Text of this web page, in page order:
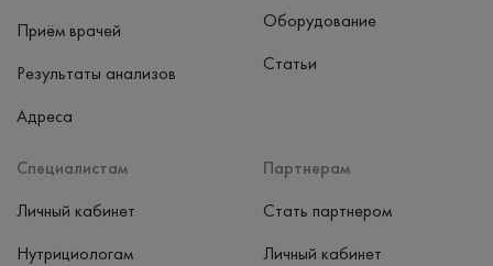
Приём врачей
Результаты анализов
Адреса
Специалистам
Личный кабинет
Нутрициологам
Партнерам
Стать партнером
Личный кабинет
Оборудование
Статьи